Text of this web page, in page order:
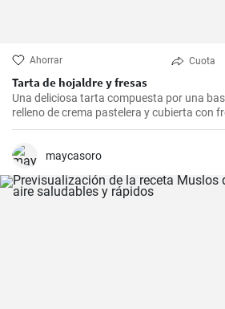
Ahorrar Cuota
Tarta de hojaldre y fresas
Una deliciosa tarta compuesta por una
relleno de crema pastelera y cubierta con
maycasoro